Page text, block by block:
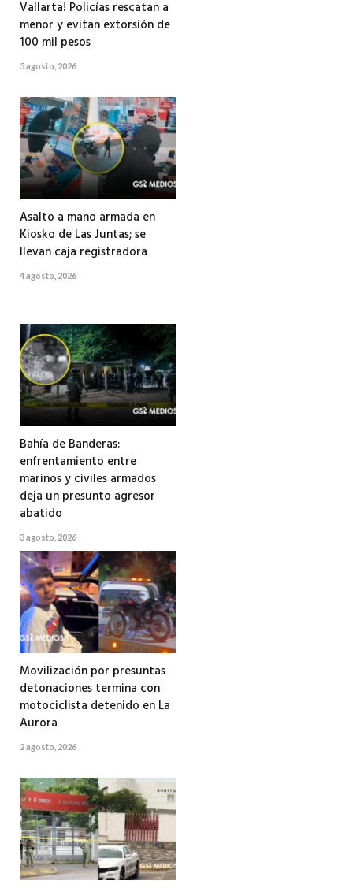
Vallarta! Policías rescatan a
menor y evitan extorsión de
100 mil pesos
5 agosto, 2026
Asalto a mano armada en
Kiosko de Las Juntas; se
llevan caja registradora
4 agosto, 2026
Bahía de Banderas:
enfrentamiento entre
marinos y civiles armados
deja un presunto agresor
abatido
3 agosto, 2026
Movilización por presuntas
detonaciones termina con
motociclista detenido en La
Aurora
2 agosto, 2026